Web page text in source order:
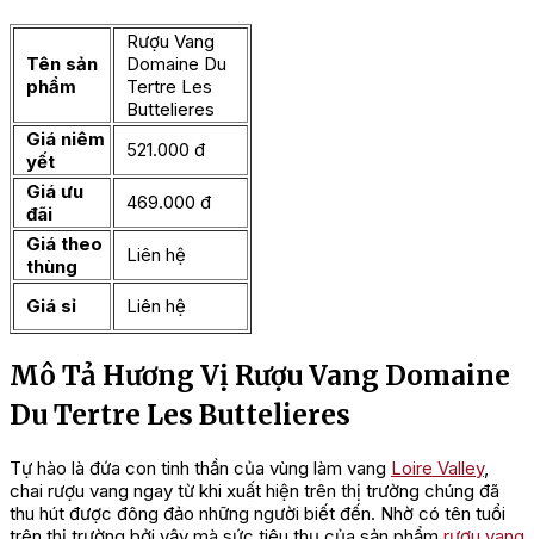
Tên sản
phẩm
Rượu Vang
Domaine Du
Tertre Les
Buttelieres
Giá niêm
yết
521.000 đ
Giá ưu
đãi
469.000 đ
Giá theo
thùng
Liên hệ
Giá sỉ Liên hệ
Mô Tả Hương Vị Rượu Vang Domaine
Du Tertre Les Buttelieres
Tự hào là đứa con tinh thần của vùng làm vang Loire Valley,
chai rượu vang ngay từ khi xuất hiện trên thị trường chúng đã
thu hút được đông đảo những người biết đến. Nhờ có tên tuổi